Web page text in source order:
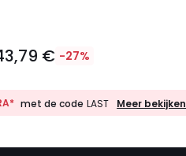
€ -27%
met de code LAST
10%
Meer bekijken